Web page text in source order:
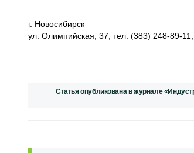
г. Новосибирск
yл. Олимпийская, 37, тел: (383) 248-89-
Статья опубликована в журнале